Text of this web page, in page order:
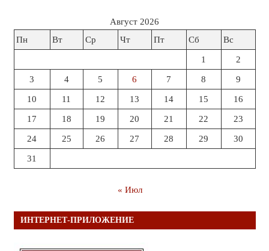
Август 2026
Пн
Вт Ср Чт Пт Сб Вс
1 2
3 4 5 6 7 8 9
10 11 12 13 14 15 16
17 18 19 20 21 22 23
24 25 26 27 28 29 30
31
« Июл
ИНТЕРНЕТ-ПРИЛОЖЕНИЕ